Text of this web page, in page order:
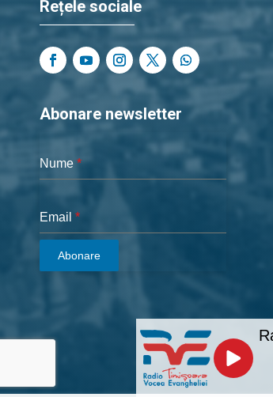
Rețele sociale
Abonare newsletter
Nume *
Email *
Abonare